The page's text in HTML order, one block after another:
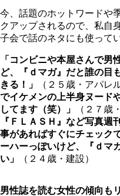
今、話題のホットワードや
クアップされるので、私自
子会で話のネタにも使って
「コンビニや本屋さんで男
ど、『ｄマガ』だと誰の目
きる！」
（２５歳・アパレル
でイケメンの上半身ヌード
してます（笑）」
（２７歳
『ＦＬＡＳＨ』など写真週
事があればすぐにチェック
ーハーっぽいけど、『ｄマ
い」
（２４歳・建設）
男性誌を読む女性の傾向も